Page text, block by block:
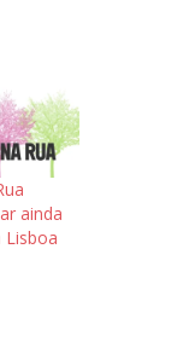
ainda
Lisboa